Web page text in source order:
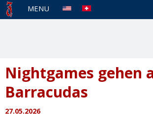
MENU
Nightgames gehen
Barracudas
27.05.2026